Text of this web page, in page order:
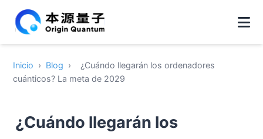
Inicio › Blog ›
¿Cuándo llegarán los ordenadores
cuánticos? La meta de 2029
¿Cuándo llegarán los